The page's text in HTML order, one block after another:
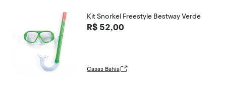
Kit Snorkel Freestyle Bestway Verde
R$ 52,00
Casas Bahia